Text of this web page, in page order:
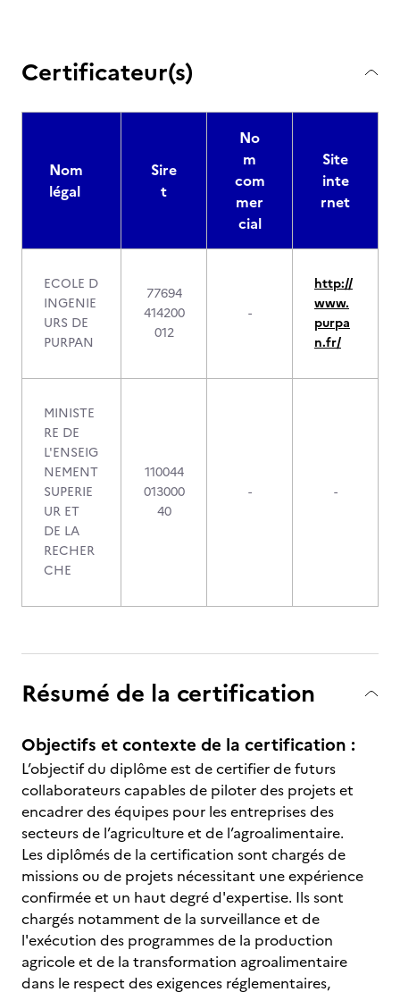
Certificateur(s)
Nom
légal
Sire
t
No
m
com
mer
cial
Site
inte
rnet
ECOLE D
INGENIE
URS DE
PURPAN
77694
414200
012
-
http://
www.
purpa
n.fr/
MINISTE
RE DE
L'ENSEIG
NEMENT
SUPERIE
UR ET
DE LA
RECHER
CHE
110044
013000
40
- -
Résumé de la certification
Objectifs et contexte de la certification :
L’objectif du diplôme est de certifier de futurs
collaborateurs capables de piloter des projets et
encadrer des équipes pour les entreprises des
secteurs de l’agriculture et de l’agroalimentaire.
Les diplômés de la certification sont chargés de
missions ou de projets nécessitant une expérience
confirmée et un haut degré d'expertise. Ils sont
chargés notamment de la surveillance et de
l'exécution des programmes de la production
agricole et de la transformation agroalimentaire
dans le respect des exigences réglementaires,